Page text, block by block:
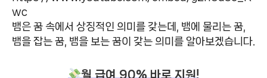
wc
뱀은 꿈 속에서 상징적인 의미를 갖는데, 뱀에 물리는 꿈,
뱀을 잡는 꿈, 뱀을 보는 꿈이 갖는 의미를 알아보겠습니다.
월 급여 90% 바로 지원!